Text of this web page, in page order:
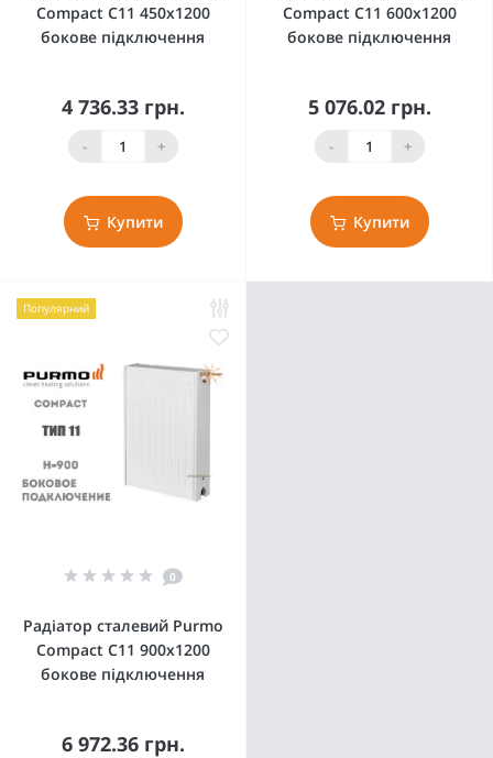
Compact C11 450x1200
бокове підключення
4 736.33 грн.
- +
Купити
Compact C11 600x1200
бокове підключення
5 076.02 грн.
- +
Купити
Популярний
0
Радіатор сталевий Purmo
Compact C11 900x1200
бокове підключення
6 972.36 грн.